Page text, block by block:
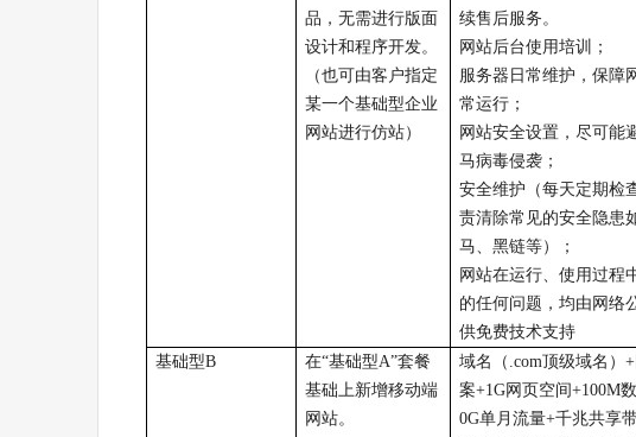
品，无需进行版面
设计和程序开发。
（也可由客户指定
某一个基础型企业
网站进行仿站）
续售后服务。
网站后台使用培训；
服务器日常维护，保障
常运行；
网站安全设置，尽可能
马病毒侵袭；
安全维护（每天定期检
责清除常见的安全隐患
马、黑链等）；
网站在运行、使用过程
的任何问题，均由网络
供免费技术支持
基础型B 在“基础型A”套餐
基础上新增移动端
网站。
域名（ .com顶级域名） +
案+1G网页空间+100M
0G单月流量+千兆共享